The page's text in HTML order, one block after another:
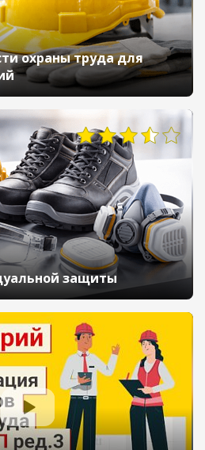
охраны труда для
защиты